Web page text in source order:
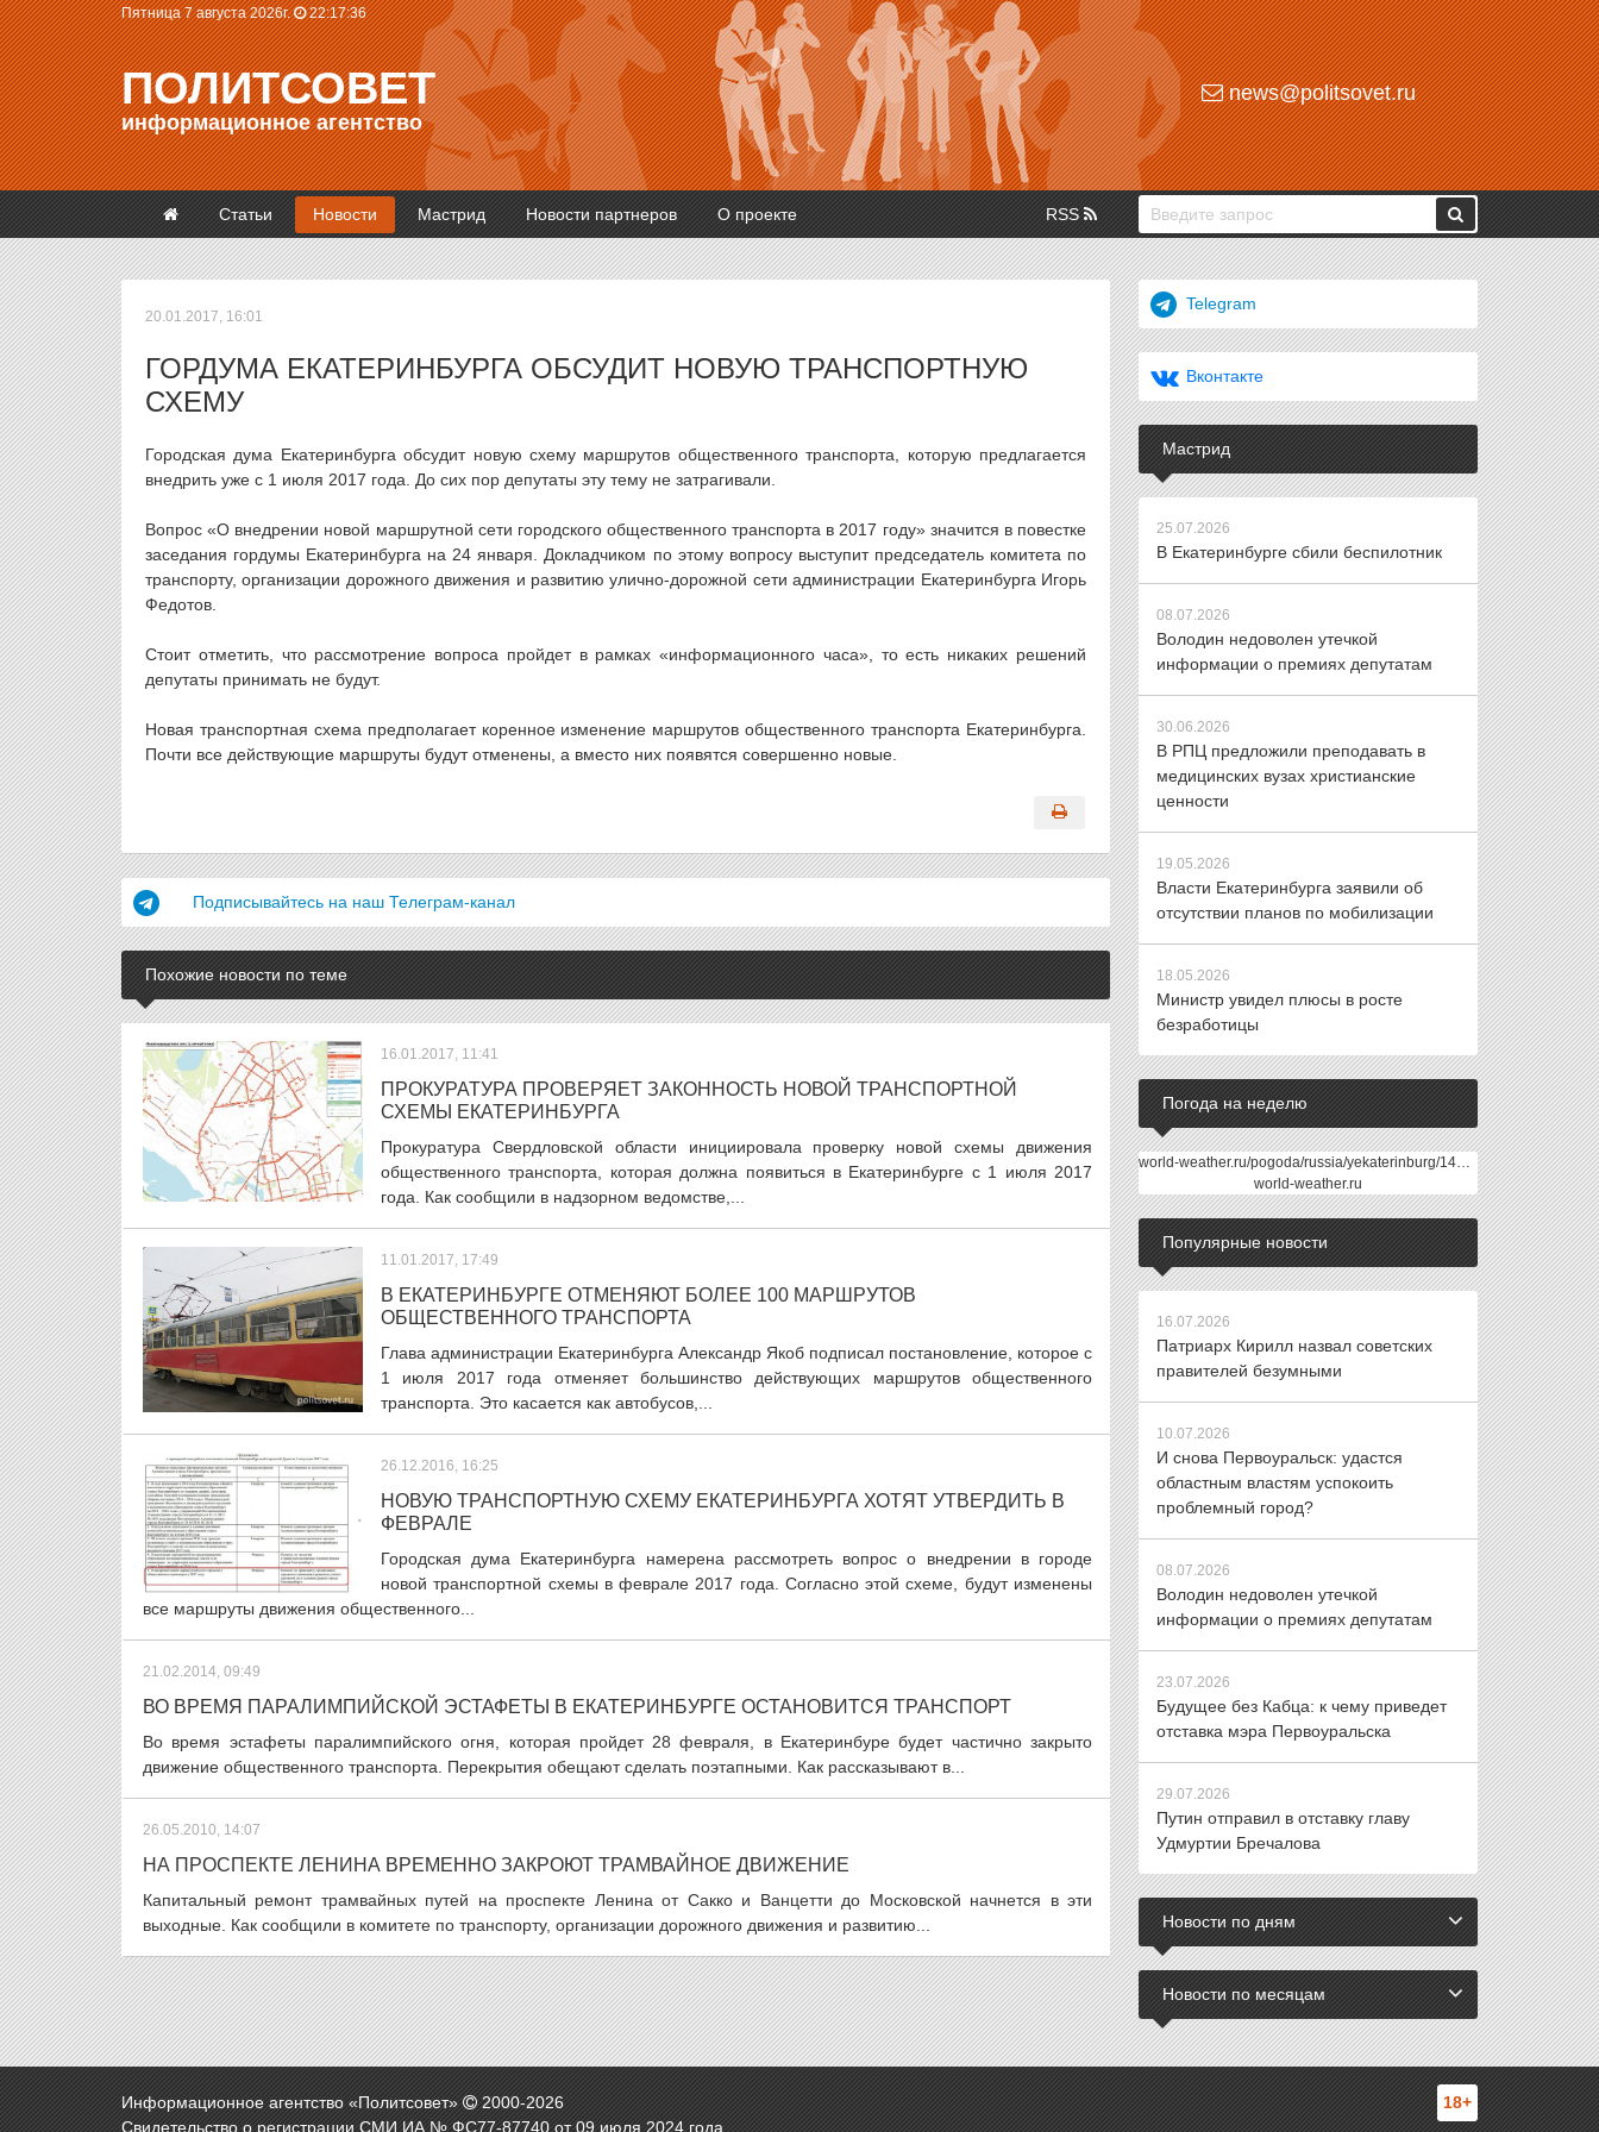
Пятница 7 августа 2026г. 22:17:36
ПОЛИТСОВЕТ
информационное агентство
news@politsovet.ru
Статьи Новости Мастрид Новости партнеров О проекте RSS
20.01.2017, 16:01
ГОРДУМА ЕКАТЕРИНБУРГА ОБСУДИТ НОВУЮ ТРАНСПОРТНУЮ
СХЕМУ
Городская дума Екатеринбурга обсудит новую схему маршрутов общественного транспорта, которую предлагается
внедрить уже с 1 июля 2017 года. До сих пор депутаты эту тему не затрагивали.
Вопрос «О внедрении новой маршрутной сети городского общественного транспорта в 2017 году» значится в повестке
заседания гордумы Екатеринбурга на 24 января. Докладчиком по этому вопросу выступит председатель комитета по
транспорту, организации дорожного движения и развитию улично-дорожной сети администрации Екатеринбурга Игорь
Федотов.
Стоит отметить, что рассмотрение вопроса пройдет в рамках «информационного часа», то есть никаких решений
депутаты принимать не будут.
Новая транспортная схема предполагает коренное изменение маршрутов общественного транспорта Екатеринбурга.
Почти все действующие маршруты будут отменены, а вместо них появятся совершенно новые.
Подписывайтесь на наш Телеграм-канал
Похожие новости по теме
16.01.2017, 11:41
ПРОКУРАТУРА ПРОВЕРЯЕТ ЗАКОННОСТЬ НОВОЙ ТРАНСПОРТНОЙ
СХЕМЫ ЕКАТЕРИНБУРГА
Прокуратура Свердловской области инициировала проверку новой схемы движения
общественного транспорта, которая должна появиться в Екатеринбурге с 1 июля 2017
года. Как сообщили в надзорном ведомстве,...
11.01.2017, 17:49
В ЕКАТЕРИНБУРГЕ ОТМЕНЯЮТ БОЛЕЕ 100 МАРШРУТОВ
ОБЩЕСТВЕННОГО ТРАНСПОРТА
Глава администрации Екатеринбурга Александр Якоб подписал постановление, которое с
1 июля 2017 года отменяет большинство действующих маршрутов общественного
транспорта. Это касается как автобусов,...
26.12.2016, 16:25
НОВУЮ ТРАНСПОРТНУЮ СХЕМУ ЕКАТЕРИНБУРГА ХОТЯТ УТВЕРДИТЬ В
ФЕВРАЛЕ
Городская дума Екатеринбурга намерена рассмотреть вопрос о внедрении в городе
новой транспортной схемы в феврале 2017 года. Согласно этой схеме, будут изменены
все маршруты движения общественного...
21.02.2014, 09:49
ВО ВРЕМЯ ПАРАЛИМПИЙСКОЙ ЭСТАФЕТЫ В ЕКАТЕРИНБУРГЕ ОСТАНОВИТСЯ ТРАНСПОРТ
Во время эстафеты паралимпийского огня, которая пройдет 28 февраля, в Екатеринбуре будет частично закрыто
движение общественного транспорта. Перекрытия обещают сделать поэтапными. Как рассказывают в...
26.05.2010, 14:07
НА ПРОСПЕКТЕ ЛЕНИНА ВРЕМЕННО ЗАКРОЮТ ТРАМВАЙНОЕ ДВИЖЕНИЕ
Капитальный ремонт трамвайных путей на проспекте Ленина от Сакко и Ванцетти до Московской начнется в эти
выходные. Как сообщили в комитете по транспорту, организации дорожного движения и развитию...
Telegram
Вконтакте
Мастрид
25.07.2026
В Екатеринбурге сбили беспилотник
08.07.2026
Володин недоволен утечкой
информации о премиях депутатам
30.06.2026
В РПЦ предложили преподавать в
медицинских вузах христианские
ценности
19.05.2026
Власти Екатеринбурга заявили об
отсутствии планов по мобилизации
18.05.2026
Министр увидел плюсы в росте
безработицы
Погода на неделю
world-weather.ru/pogoda/russia/yekaterinburg/14days/
world-weather.ru
Популярные новости
16.07.2026
Патриарх Кирилл назвал советских
правителей безумными
10.07.2026
И снова Первоуральск: удастся
областным властям успокоить
проблемный город?
08.07.2026
Володин недоволен утечкой
информации о премиях депутатам
23.07.2026
Будущее без Кабца: к чему приведет
отставка мэра Первоуральска
29.07.2026
Путин отправил в отставку главу
Удмуртии Бречалова
Новости по дням
Новости по месяцам
Информационное агентство «Политсовет» 2000-2026
Свидетельство о регистрации СМИ ИА № ФС77-87740 от 09 июля 2024 года.
18+